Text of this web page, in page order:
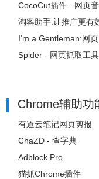
CocoCut插件 - 网页
淘客助手:让推广更有
I‘m a Gentleman:网
Spider - 网页抓取工具
Chrome辅助功
有道云笔记网页剪报
ChaZD - 查字典
Adblock Pro
猫抓Chrome插件